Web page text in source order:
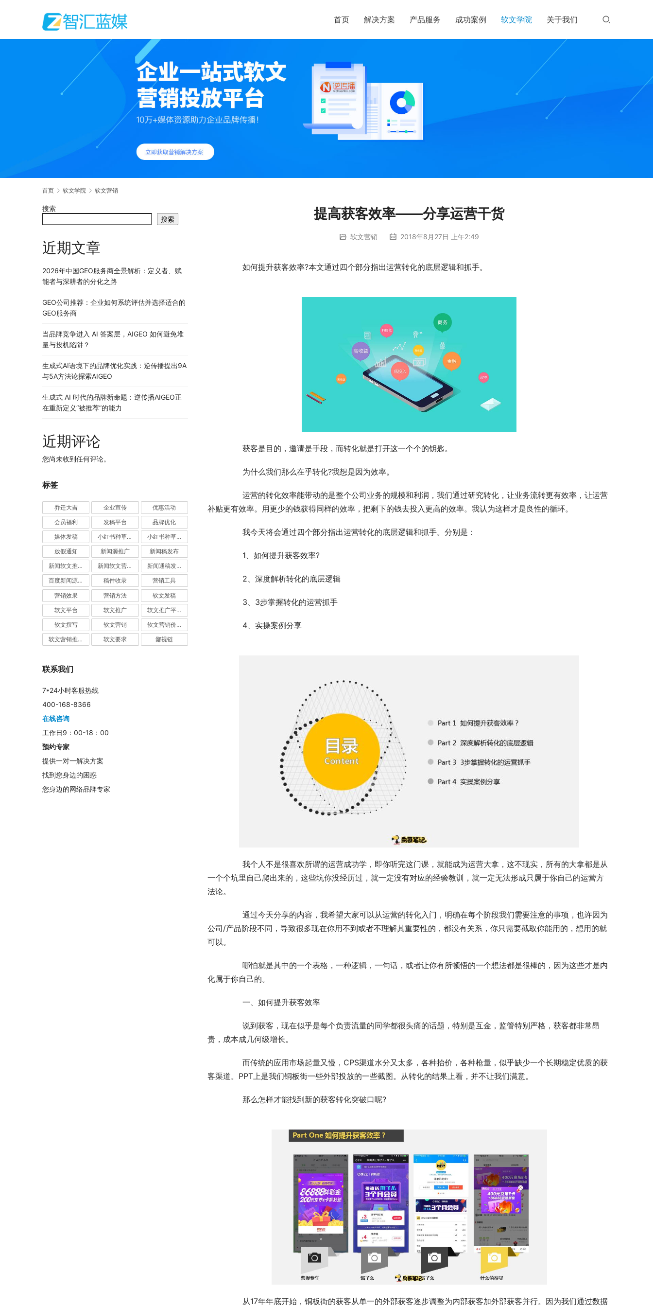
首页 解决方案 产品服务 成功案例 软文学院 关于我们
首页 软文学院 软文营销
提高获客效率——分享运营干货
软文营销 2018年8月27日 上午2:49
	　　如何提升获客效率?本文通过四个部分指出运营转化的底层逻辑和抓手。
	　　获客是目的，邀请是手段，而转化就是打开这一个个的钥匙。
	　　为什么我们那么在乎转化?我想是因为效率。
补贴更有效率。用更少的钱获得同样的效率，把剩下的钱去投入更高的效率。我认为这样才是良性的循环。
	　　我今天将会通过四个部分指出运营转化的底层逻辑和抓手。分别是：
	　　1、如何提升获客效率?
	　　2、深度解析转化的底层逻辑
	　　3、3步掌握转化的运营抓手
	　　4、实操案例分享
一个个坑里自己爬出来的，这些坑你没经历过，就一定没有对应的经验教训，就一定无法形成只属于你自己的运营方
法论。
公司/产品阶段不同，导致很多现在你用不到或者不理解其重要性的，都没有关系，你只需要截取你能用的，想用的就
可以。
化属于你自己的。
	　　一、如何提升获客效率
贵，成本成几何级增长。
客渠道。PPT上是我们铜板街一些外部投放的一些截图。从转化的结果上看，并不让我们满意。
	　　那么怎样才能找到新的获客转化突破口呢?
搜索
搜索
近期文章
2026年中国GEO服务商全景解析：定义者、赋
能者与深耕者的分化之路
GEO公司推荐：企业如何系统评估并选择适合的
GEO服务商
当品牌竞争进入 AI 答案层，AIGEO 如何避免堆
量与投机陷阱？
生成式AI语境下的品牌优化实践：逆传播提出9A
与5A方法论探索AIGEO
生成式 AI 时代的品牌新命题：逆传播AIGEO正
在重新定义“被推荐”的能力
近期评论
您尚未收到任何评论。
标签
乔迁大吉 企业宣传 优惠活动
会员福利 发稿平台 品牌优化
媒体发稿 小红书种草推广 小红书种草营销
放假通知 新闻源推广 新闻稿发布
新闻软文推广发稿 新闻软文营销推广 新闻通稿发布推广
百度新闻源发布 稿件收录 营销工具
营销效果 营销方法 软文发稿
软文平台 软文推广 软文推广平台
软文撰写 软文营销 软文营销价值
软文营销推广 软文要求 鄙视链
联系我们
7*24小时客服热线
400-168-8366
在线咨询
工作日9：00-18：00
预约专家
提供一对一解决方案
找到您身边的困惑
您身边的网络品牌专家